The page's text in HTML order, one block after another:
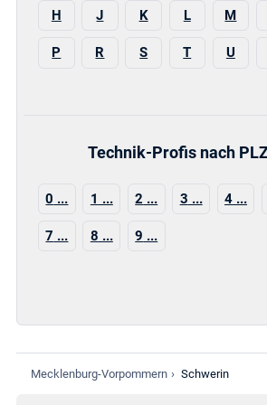
H J K L M
P R S T U
Technik-Profis nach
0 1 2 3 4
7 8 9
Mecklenburg-Vorpommern › Schwerin